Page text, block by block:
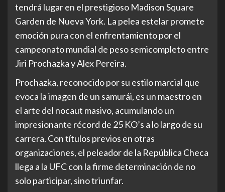
tendrá lugar en el prestigioso Madison Square
Garden de Nueva York. La pelea estelar promete
emoción pura con el enfrentamiento por el
campeonato mundial de peso semicompleto entre
Jiri Prochazka y Alex Pereira.
Prochazka, reconocido por su estilo marcial que
evoca la imagen de un samurái, es un maestro en
el arte del nocaut masivo, acumulando un
impresionante récord de 25 KO’s a lo largo de su
carrera. Con títulos previos en otras
organizaciones, el peleador de la República Checa
llega a la UFC con la firme determinación de no
solo participar, sino triunfar.